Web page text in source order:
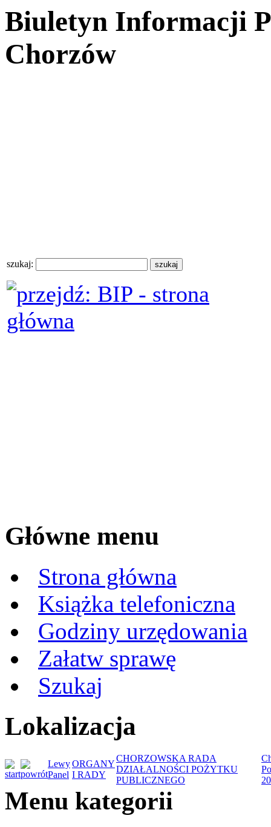
Biuletyn Informacji
Chorzów
szukaj:
Główne menu
Strona główna
Książka telefoniczna
Godziny urzędowania
Załatw sprawę
Szukaj
Lokalizacja
Lewy
Panel
ORGANY
I RADY
CHORZOWSKA RADA
DZIAŁALNOŚCI POŻYTKU
PUBLICZNEGO
Menu kategorii